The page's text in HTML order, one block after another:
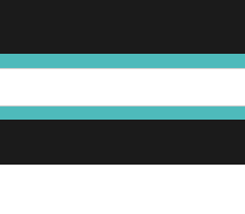
Strefa treningowa NOHRD